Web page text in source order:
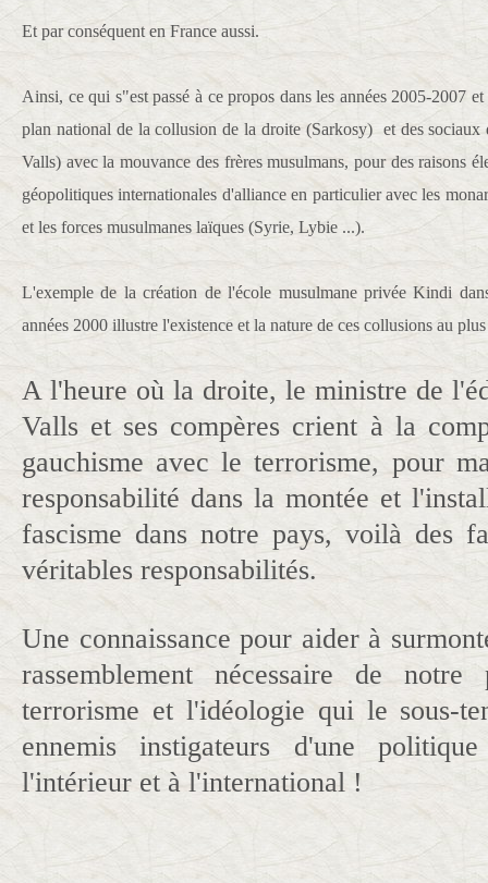
Et par conséquent en France aussi.
Ainsi, ce qui s"est passé à ce propos dans les années 2005-2007
plan national de la collusion de la droite (Sarkosy) et des sociaux
Valls) avec la mouvance des frères musulmans, pour des raisons
géopolitiques internationales d'alliance en particulier avec les
et les forces musulmanes laïques (Syrie, Lybie ...).
L'exemple de la création de l'école musulmane privée Kindi
années 2000 illustre l'existence et la nature de ces collusions au
A l'heure où la droite, le ministre de
Valls et ses compères crient à la
gauchisme avec le terrorisme, pour
responsabilité dans la montée et
fascisme dans notre pays, voilà des
véritables responsabilités.
Une connaissance pour aider à
rassemblement nécessaire de
terrorisme et l'idéologie qui le sous-
ennemis instigateurs d'une
l'intérieur et à l'international !